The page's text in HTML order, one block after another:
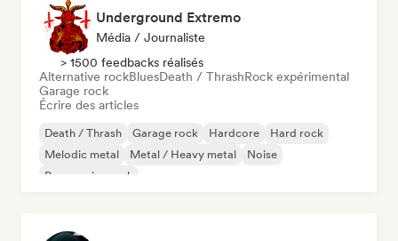
Underground Extremo
Média / Journaliste
> 1500 feedbacks réalisés
Alternative rockBluesDeath / ThrashRock expérimental
Garage rock
Écrire des articles
Death / Thrash Garage rock Hardcore
Hard rock
Melodic metal
Metal / Heavy metal
Noise
Progressive rock